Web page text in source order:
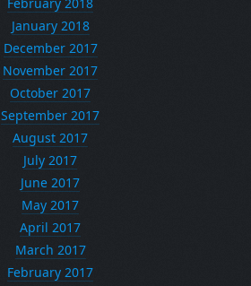
January 2018
December 2017
November 2017
October 2017
September 2017
August 2017
July 2017
June 2017
May 2017
April 2017
March 2017
February 2017